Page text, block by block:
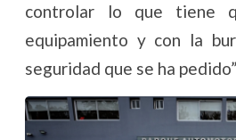
controlar lo que tiene
equipamiento y con la
seguridad que se ha